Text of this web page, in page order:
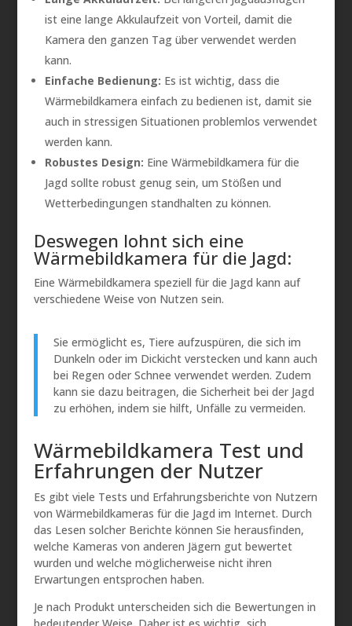
ist eine lange Akkulaufzeit von Vorteil, damit die
Kamera den ganzen Tag über verwendet werden
kann.
Einfache Bedienung: Es ist wichtig, dass die
Wärmebildkamera einfach zu bedienen ist, damit sie
auch in stressigen Situationen problemlos verwendet
werden kann.
Robustes Design: Eine Wärmebildkamera für die
Jagd sollte robust genug sein, um Stößen und
Wetterbedingungen standhalten zu können.
Deswegen lohnt sich eine
Wärmebildkamera für die Jagd:
Eine Wärmebildkamera speziell für die Jagd kann auf
verschiedene Weise von Nutzen sein.
Sie ermöglicht es, Tiere aufzuspüren, die sich im
Dunkeln oder im Dickicht verstecken und kann auch
bei Regen oder Schnee verwendet werden. Zudem
kann sie dazu beitragen, die Sicherheit bei der Jagd
zu erhöhen, indem sie hilft, Unfälle zu vermeiden.
Wärmebildkamera Test und
Erfahrungen der Nutzer
Es gibt viele Tests und Erfahrungsberichte von Nutzern
von Wärmebildkameras für die Jagd im Internet. Durch
das Lesen solcher Berichte können Sie herausfinden,
welche Kameras von anderen Jägern gut bewertet
wurden und welche möglicherweise nicht ihren
Erwartungen entsprochen haben.
Je nach Produkt unterscheiden sich die Bewertungen in